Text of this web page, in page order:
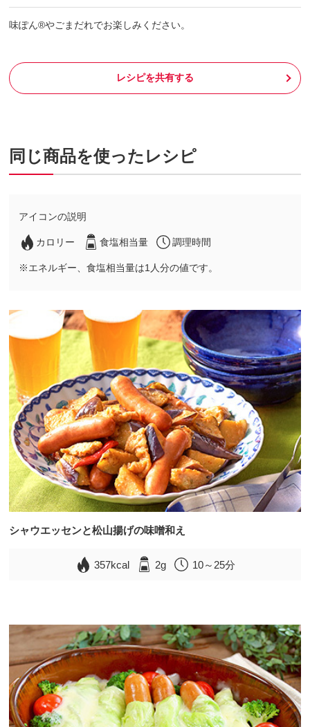
味ぽん®やごまだれでお楽しみください。
レシピを共有する
同じ商品を使ったレシピ
アイコンの説明
カロリー 食塩相当量 調理時間
※エネルギー、食塩相当量は1人分の値です。
シャウエッセンと松山揚げの味噌和え
357kcal 2g 10～25分